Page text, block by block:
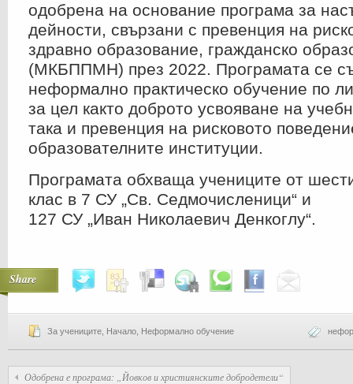
одобрена на основание програма за
дейности, свързани с превенция на
здравно образование, гражданско
(МКБППМН) през 2022. Програмата се
неформално практическо обучение по
за цел както доброто усвояване на
така и превенция на рисковото
образователните институции.
Програмата обхваща учениците от
клас в 7 СУ „Св. Седмочисленици“ и
127 СУ „Иван Николаевич Денкоглу“.
Share
За учениците Начало Неформално обучение
Одобрена е програма: „Йовков и християнските добродетели“